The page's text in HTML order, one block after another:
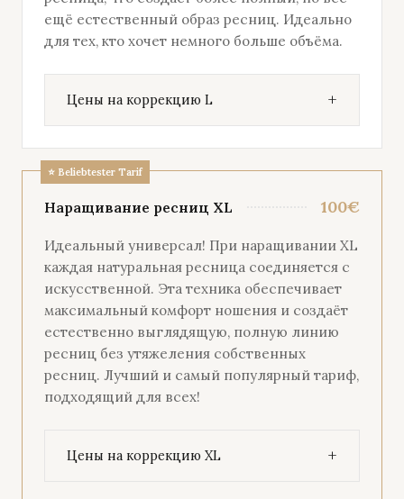
ещё естественный образ ресниц. Идеально
для тех, кто хочет немного больше объёма.
Цены на коррекцию L
Наращивание ресниц XL 100€
Идеальный универсал! При наращивании XL
каждая натуральная ресница соединяется с
искусственной. Эта техника обеспечивает
максимальный комфорт ношения и создаёт
естественно выглядящую, полную линию
ресниц без утяжеления собственных
ресниц. Лучший и самый популярный тариф,
подходящий для всех!
Цены на коррекцию XL